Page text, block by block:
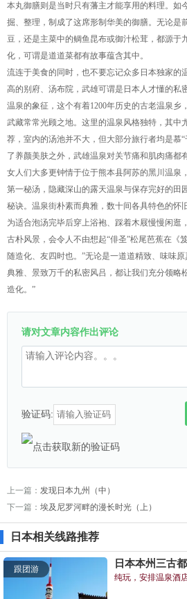
本丸御膳则是当时只有藩主才能享用的料理。如
掘、整理，制成了这席形制华美的御膳。无论是
豆，还是主菜中的鲷鱼昆布或御汁松茸，都源于
化，可谓是道道菜都有故事蕴含其中。
流连于美食的同时，也不要忘记众多日本独家的
高的别府、汤布院，武雄可谓是日本人才懂的私
温泉的象征，这个有着1200年历史的古老温泉乡
武藏常常光顾之地。这里的温泉风格独特，其中
荐，室内的汤池并不大，但大部分旅行者均是慕
了养颜美肤之外，武雄温泉对关节痛和肌肉痛都
女人们大多更钟情于位于熊本县阿苏的黑川温泉
第一秘汤，隐藏深山的露天温泉与保存完好的田
秘诀。温泉街朴素而典雅，数十间各具特色的怀
为适合泡汤完毕后穿上浴袍、踩着木屐慢慢闲逛
古朴风景，会令人不由想起“俳圣”松尾芭蕉在《
随造化、友四时也。”无论是一道道精致、味味
典雅、景致万千的私密风吕，都让我们充分领略
造化。”
请对文章内容作出评论
验证码:
上一篇： 发现日本九州（中）
下一篇： 埃及尼罗河畔的漫长时光（上）
日本相关线路推荐
跟团游 日本本州三古
纯玩，安排温泉酒